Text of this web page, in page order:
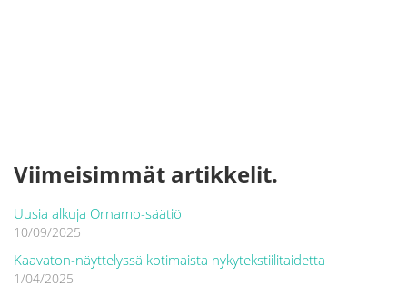
Viimeisimmät artikkelit.
Uusia alkuja Ornamo-säätiö
10/09/2025
Kaavaton-näyttelyssä kotimaista nykytekstiilitaidetta
1/04/2025